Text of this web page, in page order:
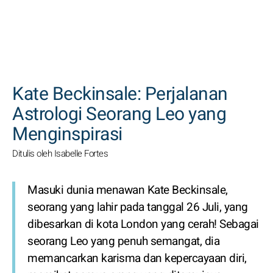
Kate Beckinsale: Perjalanan
Astrologi Seorang Leo yang
Menginspirasi
Ditulis oleh Isabelle Fortes
Masuki dunia menawan Kate Beckinsale,
seorang yang lahir pada tanggal 26 Juli, yang
dibesarkan di kota London yang cerah! Sebagai
seorang Leo yang penuh semangat, dia
memancarkan karisma dan kepercayaan diri,